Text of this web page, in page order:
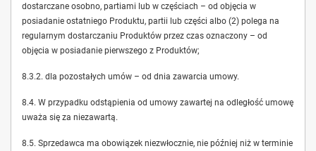
dostarczane osobno, partiami lub w częściach – od objęcia w
posiadanie ostatniego Produktu, partii lub części albo (2) polega na
regularnym dostarczaniu Produktów przez czas oznaczony – od
objęcia w posiadanie pierwszego z Produktów;
8.3.2. dla pozostałych umów – od dnia zawarcia umowy.
8.4. W przypadku odstąpienia od umowy zawartej na odległość umowę
uważa się za niezawartą.
8.5. Sprzedawca ma obowiązek niezwłocznie, nie później niż w terminie